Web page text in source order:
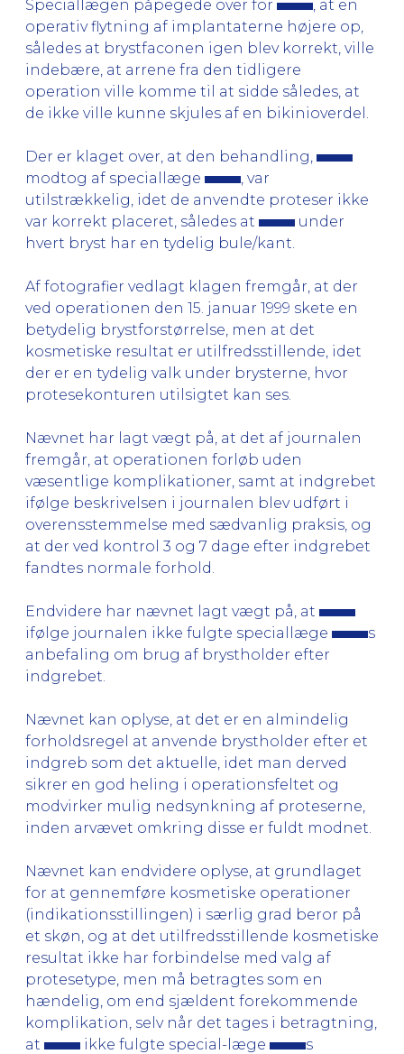
Speciallægen påpegede over for
, at en
operativ flytning af implantaterne højere op,
således at brystfaconen igen blev korrekt, ville
indebære, at arrene fra den tidligere
operation ville komme til at sidde således, at
de ikke ville kunne skjules af en bikinioverdel.
Der er klaget over, at den behandling,
modtog af speciallæge
, var
utilstrækkelig, idet de anvendte proteser ikke
var korrekt placeret, således at
under
hvert bryst har en tydelig bule/kant.
Af fotografier vedlagt klagen fremgår, at der
ved operationen den 15. januar 1999 skete en
betydelig brystforstørrelse, men at det
kosmetiske resultat er utilfredsstillende, idet
der er en tydelig valk under brysterne, hvor
protesekonturen utilsigtet kan ses.
Nævnet har lagt vægt på, at det af journalen
fremgår, at operationen forløb uden
væsentlige komplikationer, samt at indgrebet
ifølge beskrivelsen i journalen blev udført i
overensstemmelse med sædvanlig praksis, og
at der ved kontrol 3 og 7 dage efter indgrebet
fandtes normale forhold.
Endvidere har nævnet lagt vægt på, at
ifølge journalen ikke fulgte speciallæge
s
anbefaling om brug af brystholder efter
indgrebet.
Nævnet kan oplyse, at det er en almindelig
forholdsregel at anvende brystholder efter et
indgreb som det aktuelle, idet man derved
sikrer en god heling i operationsfeltet og
modvirker mulig nedsynkning af proteserne,
inden arvævet omkring disse er fuldt modnet.
Nævnet kan endvidere oplyse, at grundlaget
for at gennemføre kosmetiske operationer
(indikationsstillingen) i særlig grad beror på
et skøn, og at det utilfredsstillende kosmetiske
resultat ikke har forbindelse med valg af
protesetype, men må betragtes som en
hændelig, om end sjældent forekommende
komplikation, selv når det tages i betragtning,
at
ikke fulgte special-læge
s